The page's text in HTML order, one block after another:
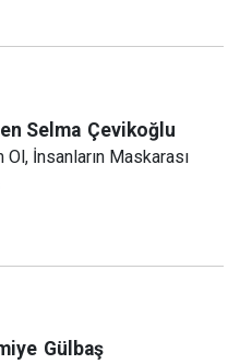
Selma Çevikoğlu
Ol, İnsanların Maskarası
Gülbaş